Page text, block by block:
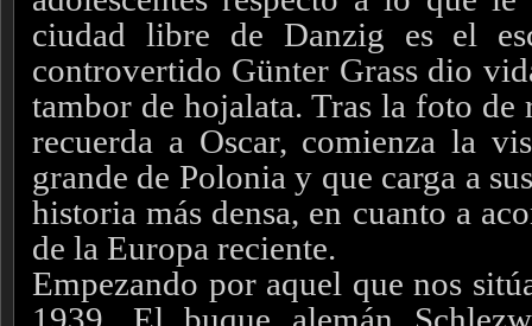
ciudad libre de Danzig es el
controvertido Günter Grass dio
tambor de hojalata. Tras la foto de
recuerda a Oscar, comienza la
grande de Polonia y que carga a
historia más densa, en cuanto a
de la Europa reciente.
Empezando por aquel que nos